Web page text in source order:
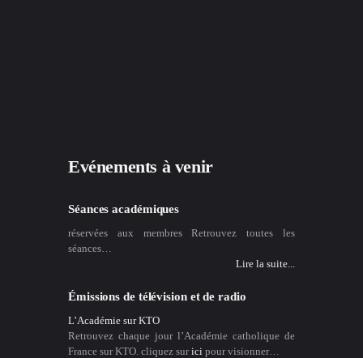
Evénements à venir
Séances académiques
réservées aux membres Retrouvez toutes les
séances…
Lire la suite...
Émissions de télévision et de radio
L’Académie sur KTO
Retrouvez chaque jour l’Académie catholique de
France sur KTO. cliquez surici pour visionner…